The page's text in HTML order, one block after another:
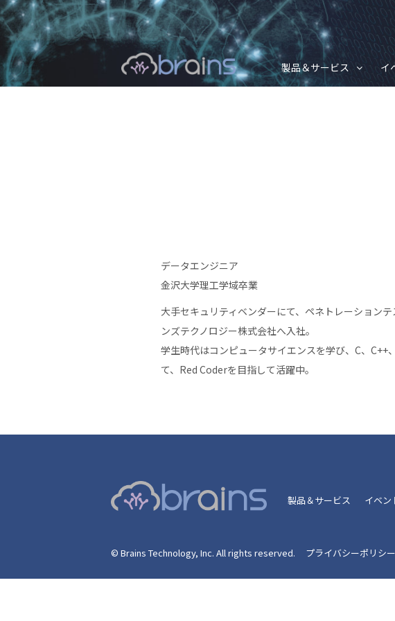
製品＆サービス イ
データエンジニア
金沢大学理工学域卒業
大手セキュリティベンダーにて、ペネトレーション
ンズテクノロジー株式会社へ入社。
学生時代はコンピュータサイエンスを学び、C、
て、Red Coderを目指して活躍中。
製品＆サービス イベン
© Brains Technology, Inc. All rights reserved. プライバシーポリシー